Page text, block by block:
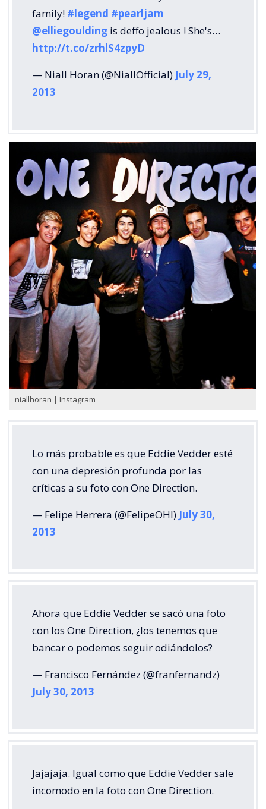
family! #legend #pearljam
@elliegoulding is deffo jealous ! She's…
http://t.co/zrhlS4zpyD
— Niall Horan (@NiallOfficial) July 29,
2013
niallhoran | Instagram
Lo más probable es que Eddie Vedder esté
con una depresión profunda por las
críticas a su foto con One Direction.
— Felipe Herrera (@FelipeOHI) July 30,
2013
Ahora que Eddie Vedder se sacó una foto
con los One Direction, ¿los tenemos que
bancar o podemos seguir odiándolos?
— Francisco Fernández (@franfernandz)
July 30, 2013
Jajajaja. Igual como que Eddie Vedder sale
incomodo en la foto con One Direction.